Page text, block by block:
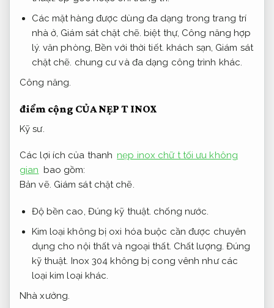
Các mặt hàng được dùng đa dạng trong trang trí
nhà ở, Giám sát chặt chẽ. biệt thự, Công năng hợp
lý. văn phòng,Bền với thời tiết. khách sạn, Giám sát
chặt chẽ. chung cư và đa dạng công trình khác.
Công năng.
điểm cộng CỦA NẸP T INOX
Kỹ sư.
Các lợi ích của thanh nẹp inox chữ t tối ưu không
gian bao gồm:
Bản vẽ. Giám sát chặt chẽ.
Độ bền cao, Đúng kỹ thuật. chống nước.
Kim loại không bị oxi hóa buộc cần được chuyên
dụng cho nội thất và ngoại thất. Chất lượng. Đúng
kỹ thuật. Inox 304 không bị cong vênh như các
loại kim loại khác.
Nhà xưởng.